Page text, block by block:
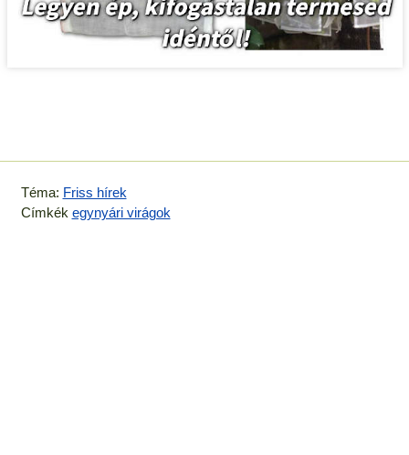
Téma: Friss hírek
Címkék egynyári virágok